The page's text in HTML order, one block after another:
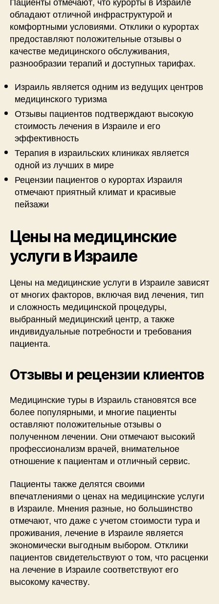
обладают отличной инфраструктурой и
комфортными условиями. Отклики о курортах
предоставляют положительные отзывы о
качестве медицинского обслуживания,
разнообразии терапий и доступных тарифах.
Израиль является одним из ведущих центров
медицинского туризма
Отзывы пациентов подтверждают высокую
стоимость лечения в Израиле и его
эффективность
Терапия в израильских клиниках является
одной из лучших в мире
Рецензии пациентов о курортах Израиля
отмечают приятный климат и красивые
пейзажи
Цены на медицинские
услуги в Израиле
Цены на медицинские услуги в Израиле зависят
от многих факторов, включая вид лечения, тип
и сложность медицинской процедуры,
выбранный медицинский центр, а также
индивидуальные потребности и требования
пациента.
Отзывы и рецензии клиентов
Медицинские туры в Израиль становятся все
более популярными, и многие пациенты
оставляют положительные отзывы о
полученном лечении. Они отмечают высокий
профессионализм врачей, внимательное
отношение к пациентам и отличный сервис.
Пациенты также делятся своими
впечатлениями о ценах на медицинские услуги
в Израиле. Мнения разные, но большинство
отмечают, что даже с учетом стоимости тура и
проживания, лечение в Израиле является
экономически выгодным выбором. Отклики
пациентов свидетельствуют о том, что расценки
на лечение в Израиле соответствуют его
высокому качеству.